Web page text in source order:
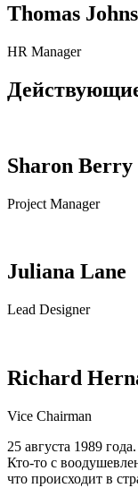
Thomas
HR Manager
Sharon Berry
Project Manager
Juliana Lane
Lead Designer
Richard
Vice Chairman
25 августа 1989
Кто-то с
что происходит в